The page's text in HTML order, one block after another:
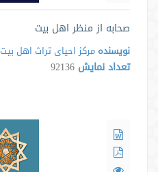
صحابه از منظر اهل بیت
نویسنده مرکز احیای تراث اهل بیت
تعداد نمایش 92136